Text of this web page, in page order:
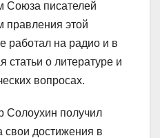
Союза писателей
правления этой
работал на радио и в
статьи о литературе и
вопросах.
Солоухин получил
достижения в